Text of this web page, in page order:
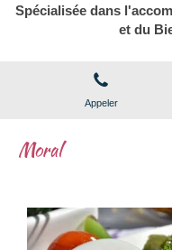
Spécialisée dans
et du
Appeler
Moral